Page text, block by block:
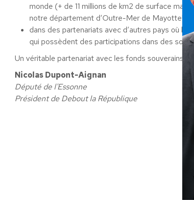
monde (+ de 11 millions de km2 de surface
notre département d’Outre-Mer de Mayotte!
dans des partenariats avec d’autres pays où la
qui possèdent des participations dans des
Un véritable partenariat avec les fonds souverains
Nicolas Dupont-Aignan
Député de l'Essonne
Président de Debout la République